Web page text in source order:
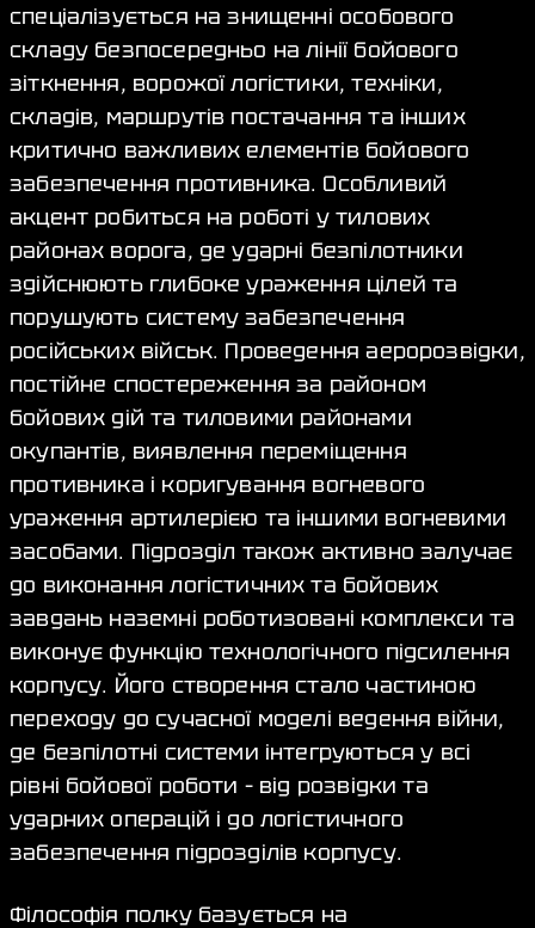
спеціалізується на знищенні особового
складу безпосередньо на лінії бойового
зіткнення, ворожої логістики, техніки,
складів, маршрутів постачання та інших
критично важливих елементів бойового
забезпечення противника. Особливий
акцент робиться на роботі у тилових
районах ворога, де ударні безпілотники
здійснюють глибоке ураження цілей та
порушують систему забезпечення
російських військ. Проведення аеророзвідки,
постійне спостереження за районом
бойових дій та тиловими районами
окупантів, виявлення переміщення
противника і коригування вогневого
ураження артилерією та іншими вогневими
засобами. Підрозділ також активно залучає
до виконання логістичних та бойових
завдань наземні роботизовані комплекси та
виконує функцію технологічного підсилення
корпусу. Його створення стало частиною
переходу до сучасної моделі ведення війни,
де безпілотні системи інтегруються у всі
рівні бойової роботи – від розвідки та
ударних операцій і до логістичного
забезпечення підрозділів корпусу.
Філософія полку базується на